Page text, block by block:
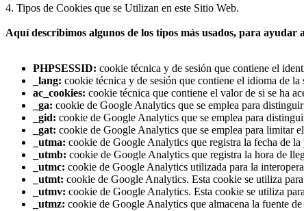
4. Tipos de Cookies que se Utilizan en este Sitio Web.
Aquí describimos algunos de los tipos más usados, para
PHPSESSID: cookie técnica y de sesión que contiene el
_lang: cookie técnica y de sesión que contiene el idioma de la
ac_cookies: cookie técnica que contiene el valor de si se ha
_ga: cookie de Google Analytics que se emplea para
_gid: cookie de Google Analytics que se emplea para
_gat: cookie de Google Analytics que se emplea para limitar
_utma: cookie de Google Analytics que registra la fecha de
_utmb: cookie de Google Analytics que registra la hora de
_utmc: cookie de Google Analytics utilizada para la
_utmt: cookie de Google Analytics. Esta cookie se utiliza
_utmv: cookie de Google Analytics. Esta cookie se utiliza
_utmz: cookie de Google Analytics que almacena la fuente